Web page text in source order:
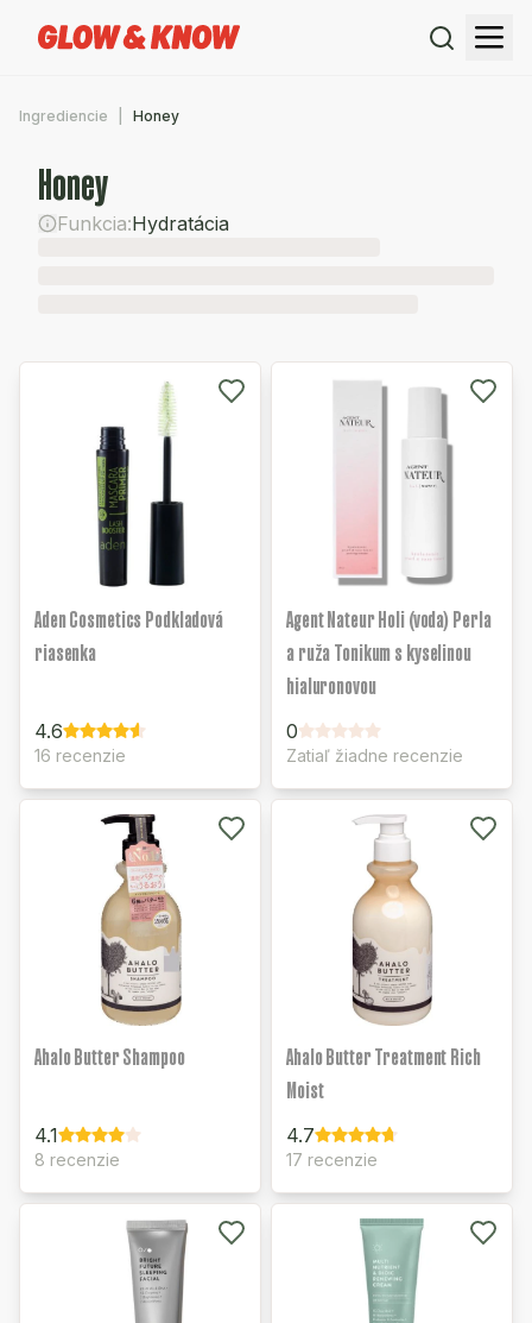
Ingrediencie Honey
Honey
Funkcia:Hydratácia
Aden Cosmetics Podkladová
riasenka
4.6
16 recenzie
Agent Nateur Holi (voda) Perla
a ruža Tonikum s kyselinou
hialuronovou
0
Zatiaľ žiadne recenzie
Ahalo Butter Shampoo
4.1
8 recenzie
Ahalo Butter Treatment Rich
Moist
4.7
17 recenzie